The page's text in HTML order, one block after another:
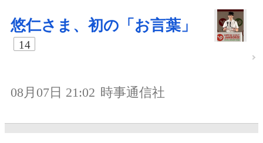
悠仁さま、初の「お言葉」
14
08月07日 21:02 時事通信社